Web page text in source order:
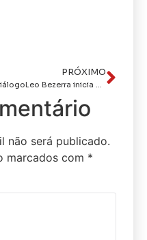
PRÓXIMO
DiálogoLeo Bezerra inicia plenárias do ‘Você Prefeito’ destacando participação popular na gestão e obras decididas por moradores
não será publicado.
marcados com *